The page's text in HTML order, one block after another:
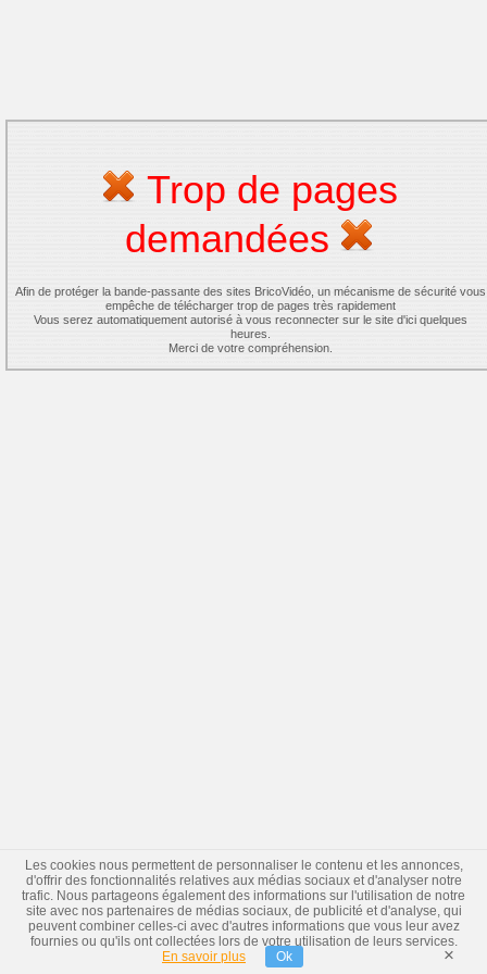
Trop de pages
demandées
Afin de protéger la bande-passante des sites BricoVidéo, un mécanisme de sécurité vous
empêche de télécharger trop de pages très rapidement
Vous serez automatiquement autorisé à vous reconnecter sur le site d'ici quelques
heures.
Merci de votre compréhension.
Les cookies nous permettent de personnaliser le contenu et les annonces,
d'offrir des fonctionnalités relatives aux médias sociaux et d'analyser notre
trafic. Nous partageons également des informations sur l'utilisation de notre
site avec nos partenaires de médias sociaux, de publicité et d'analyse, qui
peuvent combiner celles-ci avec d'autres informations que vous leur avez
fournies ou qu'ils ont collectées lors de votre utilisation de leurs services.
En savoir plus
Ok ×